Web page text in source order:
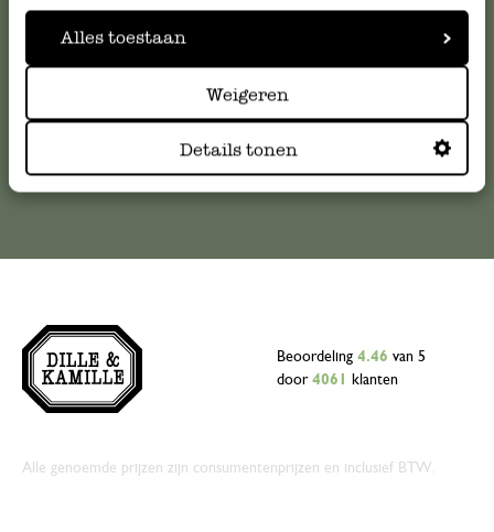
Alles toestaan
Weigeren
Details tonen
meestgestelde vragen.
Online Klantenservice
Beoordeling 4.46 van 5
door 4061 klanten
Alle genoemde prijzen zijn consumentenprijzen en inclusief BTW.